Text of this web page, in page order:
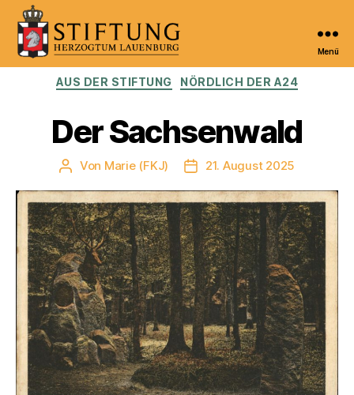
Kulturportal
Herzogtum
Lauenburg
Menü
Kategorien
AUS DER STIFTUNG NÖRDLICH DER A24
Der Sachsenwald
Beitragsautor
Von Marie (FKJ) Veröffentlichungsdatum
21. August 2025